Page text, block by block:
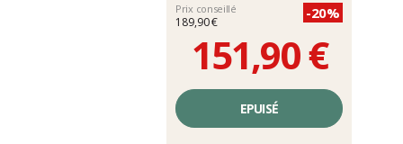
Prix conseillé
189,90 €
-20%
151,90 €
Prix
unitaire,
hors
frais
EPUISÉ